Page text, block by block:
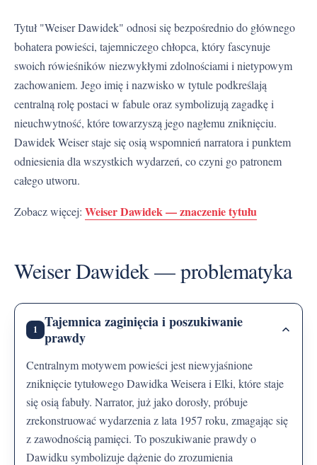
Tytuł "Weiser Dawidek" odnosi się bezpośrednio do głównego
bohatera powieści, tajemniczego chłopca, który fascynuje
swoich rówieśników niezwykłymi zdolnościami i nietypowym
zachowaniem. Jego imię i nazwisko w tytule podkreślają
centralną rolę postaci w fabule oraz symbolizują zagadkę i
nieuchwytność, które towarzyszą jego nagłemu zniknięciu.
Dawidek Weiser staje się osią wspomnień narratora i punktem
odniesienia dla wszystkich wydarzeń, co czyni go patronem
całego utworu.
Zobacz więcej: Weiser Dawidek — znaczenie tytułu
Weiser Dawidek — problematyka
1
Tajemnica zaginięcia i poszukiwanie
prawdy
Centralnym motywem powieści jest niewyjaśnione
zniknięcie tytułowego Dawidka Weisera i Elki, które staje
się osią fabuły. Narrator, już jako dorosły, próbuje
zrekonstruować wydarzenia z lata 1957 roku, zmagając się
z zawodnością pamięci. To poszukiwanie prawdy o
Dawidku symbolizuje dążenie do zrozumienia